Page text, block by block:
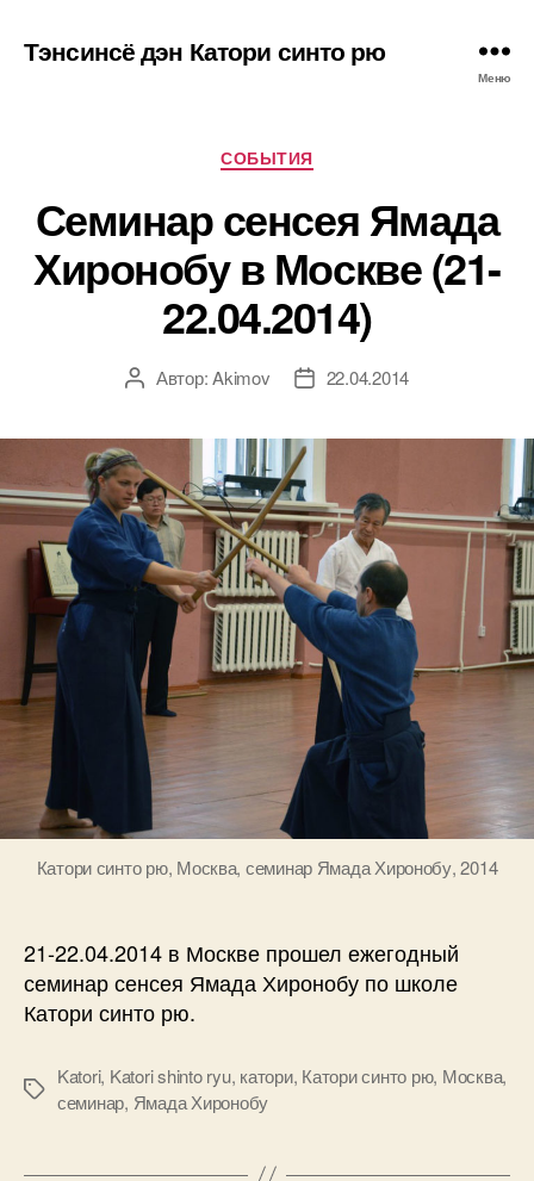
Тэнсинсё дэн Катори синто рю
Меню
Рубрики
СОБЫТИЯ
Семинар сенсея Ямада
Хиронобу в Москве (21-
22.04.2014)
АвторАвтор:Akimov
Дата22.04.2014
Катори синто рю, Москва, семинар Ямада Хиронобу, 2014
21-22.04.2014 в Москве прошел ежегодный
семинар сенсея Ямада Хиронобу по школе
Катори синто рю.
Метки
Katori, Katori shinto ryu, катори, Катори синто рю, Москва,
семинар, Ямада Хиронобу